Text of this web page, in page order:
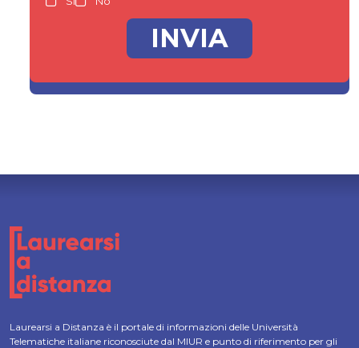
Laurearsi a Distanza è il portale di informazioni delle Università
Telematiche italiane riconosciute dal MIUR e punto di riferimento per gli